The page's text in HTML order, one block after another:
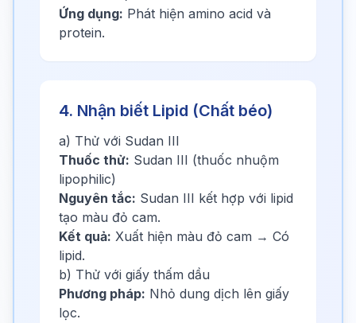
Ứng dụng: Phát hiện amino acid và
protein.
4. Nhận biết Lipid (Chất béo)
a) Thử với Sudan III
Thuốc thử: Sudan III (thuốc nhuộm
lipophilic)
Nguyên tắc: Sudan III kết hợp với lipid
tạo màu đỏ cam.
Kết quả: Xuất hiện màu đỏ cam → Có
lipid.
b) Thử với giấy thấm dầu
Phương pháp: Nhỏ dung dịch lên giấy
lọc.